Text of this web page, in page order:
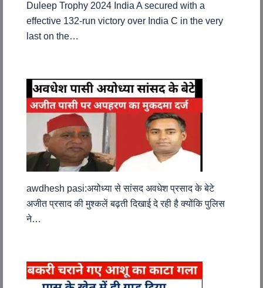
Duleep Trophy 2024 India A secured with a
effective 132-run victory over India C in the very
last on the…
awdhesh pasi:अयोध्या से सांसद अवधेश प्रसाद के बेटे
अजीत प्रसाद की मुश्कलें बढ़ती दिखाई दे रही है क्योंकि पुलिस
ने…